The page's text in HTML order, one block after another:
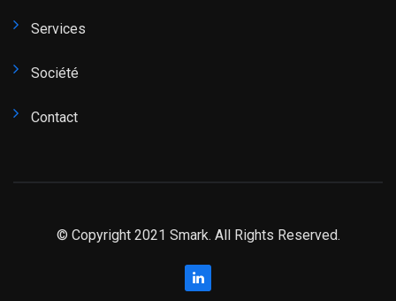
Services
Société
Contact
© Copyright 2021 Smark. All Rights Reserved.